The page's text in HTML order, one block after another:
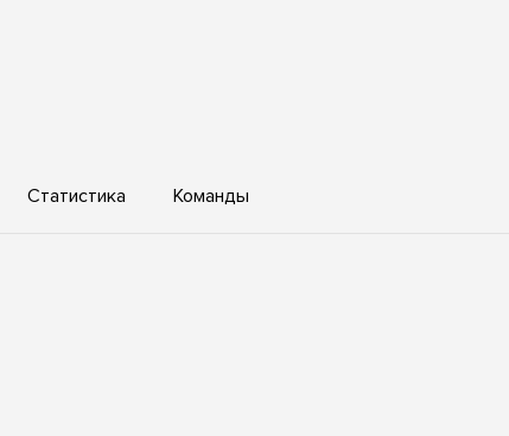
Статистика Команды